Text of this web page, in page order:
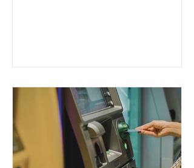
encontros, que trataram sobre emprego
e tecnologia, cláusulas sociais,
igualdade de oportunidades, saúde e
condições de trabalho e cláusulas
econômicas. Apesar da cobrança d